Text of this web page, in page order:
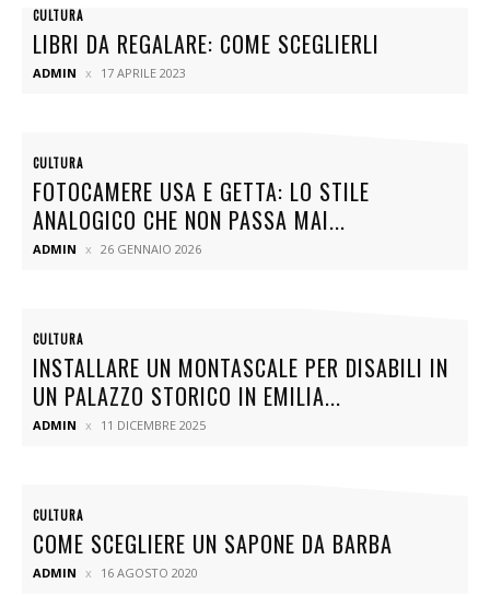
CULTURA
LIBRI DA REGALARE: COME SCEGLIERLI
ADMIN 17 APRILE 2023
CULTURA
FOTOCAMERE USA E GETTA: LO STILE
ANALOGICO CHE NON PASSA MAI...
ADMIN 26 GENNAIO 2026
CULTURA
INSTALLARE UN MONTASCALE PER DISABILI IN
UN PALAZZO STORICO IN EMILIA...
ADMIN 11 DICEMBRE 2025
CULTURA
COME SCEGLIERE UN SAPONE DA BARBA
ADMIN 16 AGOSTO 2020